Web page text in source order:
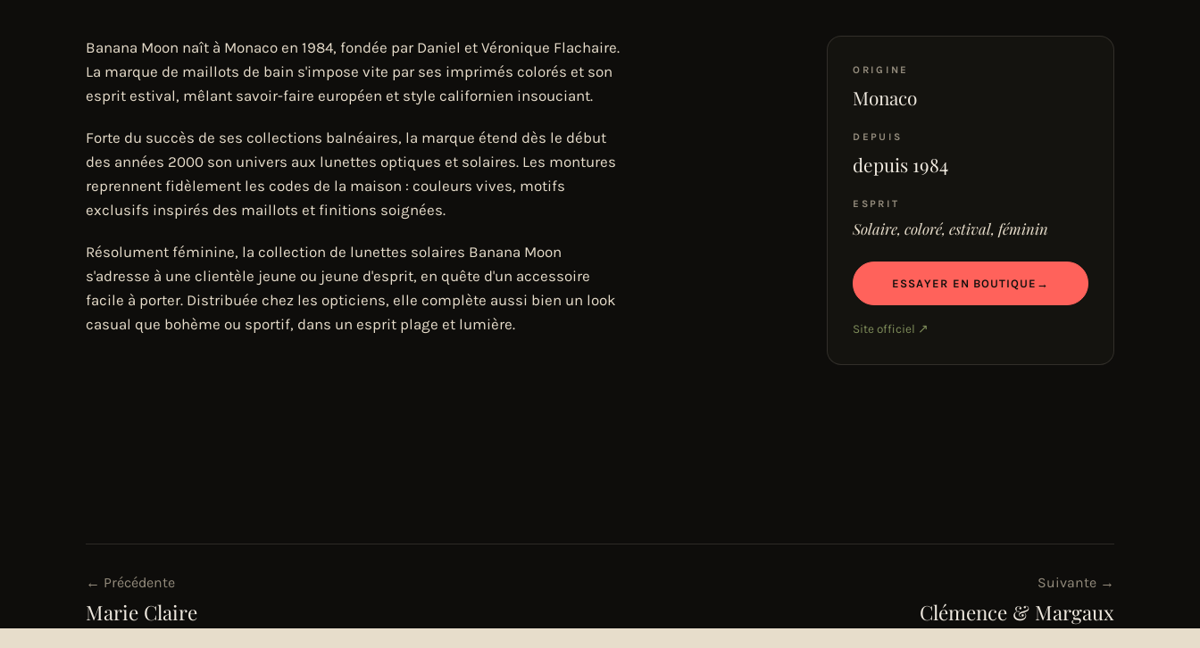
Banana Moon naît à Monaco en 1984, fondée par Daniel et Véronique Flachaire.
La marque de maillots de bain s'impose vite par ses imprimés colorés et son
esprit estival, mêlant savoir-faire européen et style californien insouciant.
Forte du succès de ses collections balnéaires, la marque étend dès le début
des années 2000 son univers aux lunettes optiques et solaires. Les montures
reprennent fidèlement les codes de la maison : couleurs vives, motifs
exclusifs inspirés des maillots et finitions soignées.
Résolument féminine, la collection de lunettes solaires Banana Moon
s'adresse à une clientèle jeune ou jeune d'esprit, en quête d'un accessoire
facile à porter. Distribuée chez les opticiens, elle complète aussi bien un look
casual que bohème ou sportif, dans un esprit plage et lumière.
ORIGINE
Monaco
DEPUIS
depuis 1984
ESPRIT
Solaire, coloré, estival, féminin
ESSAYER EN BOUTIQUE →
Site officiel ↗
← Précédente
Marie Claire
Suivante →
Clémence & Margaux